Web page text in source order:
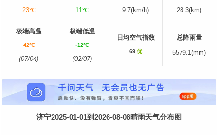
23℃ 11℃ 9.7(km/h) 28.3(km)
极端高温
42℃
(07/04)
极端低温
-12℃
(02/07)
日均空气指数
69 优
总降雨量
5579.1(mm)
济宁2025-01-01到2026-08-06晴雨天气分布图